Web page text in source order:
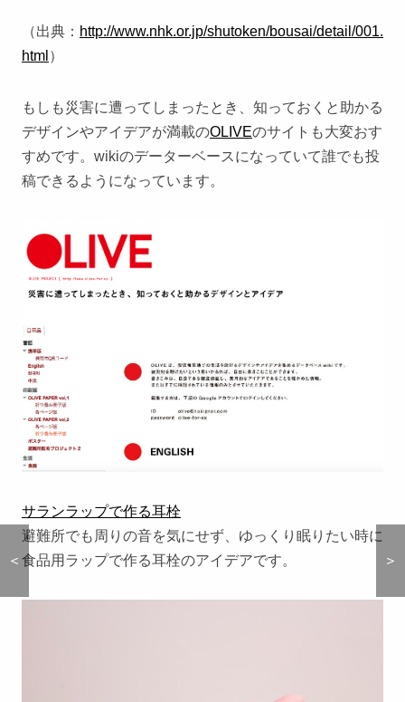
＜ ＞
（出典： http://www.nhk.or.jp/shutoken/bousai/detail/001.
html ）
もしも災害に遭ってしまったとき、知っておくと助かる
デザインやアイデアが満載のOLIVEのサイトも大変おす
すめです。wikiのデーターベースになっていて誰でも投
稿できるようになっています。
サランラップで作る耳栓
避難所でも周りの音を気にせず、ゆっくり眠りたい時に
食品用ラップで作る耳栓のアイデアです。
＜ ＞